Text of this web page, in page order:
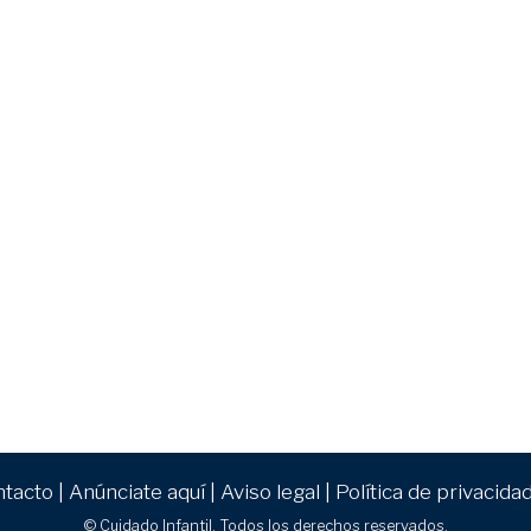
Anúnciate aquí| Aviso legal Política de privacidad
© Cuidado Infantil. Todos los derechos reservados.